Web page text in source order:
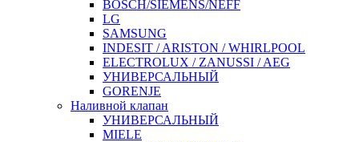
BOSCH/SIEMENS/NEFF
LG
SAMSUNG
INDESIT / ARISTON / WHIRLPOOL
ELECTROLUX / ZANUSSI / AEG
УНИВЕРСАЛЬНЫЙ
GORENJE
Наливной клапан
УНИВЕРСАЛЬНЫЙ
MIELE